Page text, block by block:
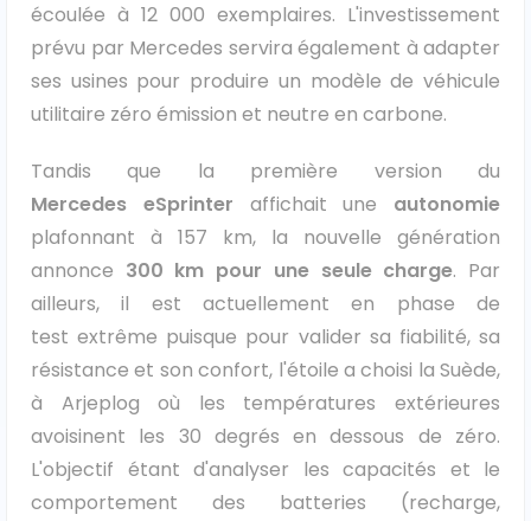
Ford
Isuzu
Maxus
Nissan
Peugeot
Renault
Volkswagen
écoulée à 12 000 exemplaires. L'investissement
prévu par Mercedes servira également à adapter
ses usines pour produire un modèle de véhicule
utilitaire zéro émission et neutre en carbone.
Tandis que la première version du
Mercedes
eSprinter affichait une autonomie
plafonnant à 157 km, la nouvelle génération
annonce 300 km pour une seule charge. Par
ailleurs, il est actuellement en phase de
test extrême puisque pour valider sa fiabilité, sa
résistance et son confort, l'étoile a choisi la Suède,
à Arjeplog où les températures extérieures
avoisinent les 30 degrés en dessous de zéro.
L'objectif étant d'analyser les capacités et le
comportement des batteries (recharge,